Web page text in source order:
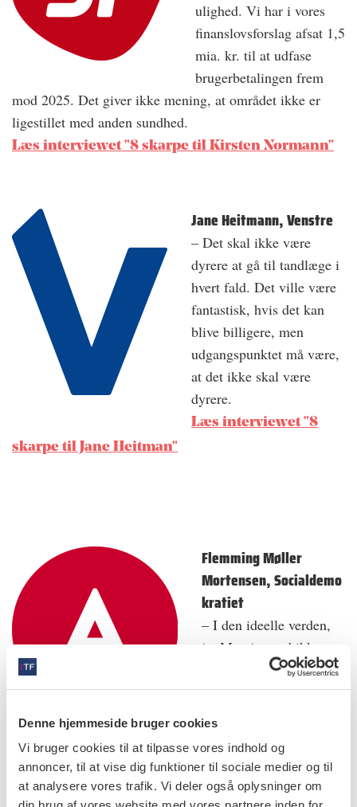
Denne hjemmeside bruger cookies
Vi bruger cookies til at tilpasse vores indhold og
annoncer, til at vise dig funktioner til sociale medier og til
at analysere vores trafik. Vi deler også oplysninger om
ulighed. Vi har i vores
finanslovsforslag afsat 1,5
mia. kr. til at udfase
brugerbetalingen frem
mod 2025. Det giver ikke mening, at området ikke er
ligestillet med anden sundhed.
Læs interviewet "8 skarpe til Kirsten Normann"
Jane Heitmann, Venstre
– Det skal ikke være
dyrere at gå til tandlæge i
hvert fald. Det ville være
fantastisk, hvis det kan
blive billigere, men
udgangspunktet må være,
at det ikke skal være
dyrere.
Læs interviewet "8
skarpe til Jane Heitman"
Flemming Møller
Mortensen, Socialdemo
kratiet
– I den ideelle verden,
ja. Men jeg ved ikke,
hvor mange penge, vi
har at gøre godt med.
Jeg så personligt gerne,
tandrensning – altså forebyggelse – var helt gratis for
hele befolkningen. Så vil man komme ud over, at mange